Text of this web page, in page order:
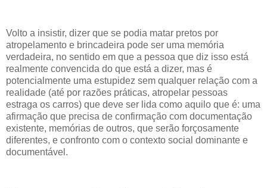
Volto a insistir, dizer que se podia matar pretos por
atropelamento e brincadeira pode ser uma memória
verdadeira, no sentido em que a pessoa que diz isso está
realmente convencida do que está a dizer, mas é
potencialmente uma estupidez sem qualquer relação com a
realidade (até por razões práticas, atropelar pessoas
estraga os carros) que deve ser lida como aquilo que é: uma
afirmação que precisa de confirmação com documentação
existente, memórias de outros, que serão forçosamente
diferentes, e confronto com o contexto social dominante e
documentável.